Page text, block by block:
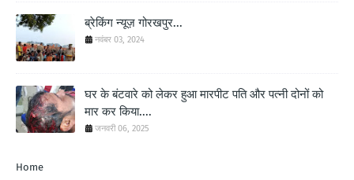
ब्रेकिंग न्यूज़ गोरखपुर...
नवंबर 03, 2024
घर के बंटवारे को लेकर हुआ मारपीट पति और पत्नी दोनों को
मार कर किया....
जनवरी 06, 2025
Home